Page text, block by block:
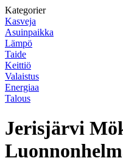
Kategorier
Kasveja
Asuinpaikka
Lämpö
Taide
Keittiö
Valaistus
Energiaa
Talous
Jerisjärvi